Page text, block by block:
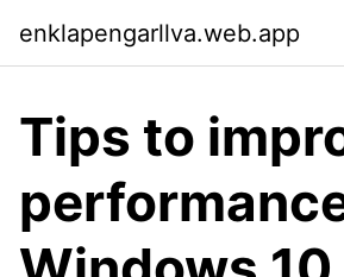
enklapengarllva.web.app
Tips to